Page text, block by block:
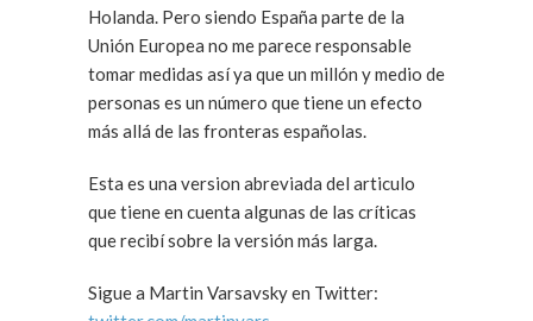
Holanda. Pero siendo España parte de la
Unión Europea no me parece responsable
tomar medidas así ya que un millón y medio de
personas es un número que tiene un efecto
más allá de las fronteras españolas.
Esta es una version abreviada del articulo
que tiene en cuenta algunas de las críticas
que recibí sobre la versión más larga.
Sigue a Martin Varsavsky en Twitter: